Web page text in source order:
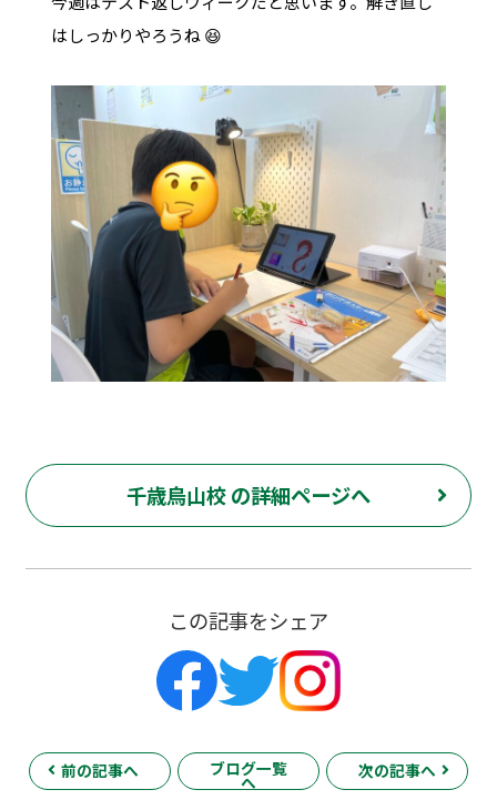
はしっかりやろうね 😆
千歳烏山校 の詳細ページへ
この記事をシェア
前の記事へ ブログ一覧
へ
次の記事へ